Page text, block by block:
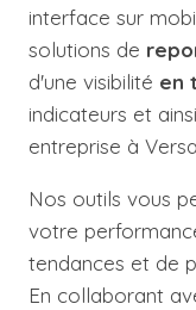
interface sur
solutions de
d'une visibilité en
indicateurs et
entreprise à
Nos outils vous
votre
tendances et de
En collaborant